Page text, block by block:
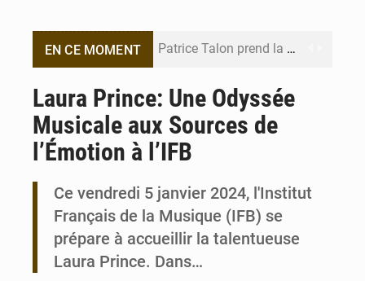
EN CE MOMENT Patrice Talon prend la tête du premier bureau du Sénat du Bénin
Bénin : 14,5 milliards de dollars pour faire de la CDN 3.0 un bouclier économique
Laura Prince: Une Odyssée
Musicale aux Sources de
l’Émotion à l’IFB
Ce vendredi 5 janvier 2024, l'Institut
Français de la Musique (IFB) se
prépare à accueillir la talentueuse
Laura Prince. Dans…